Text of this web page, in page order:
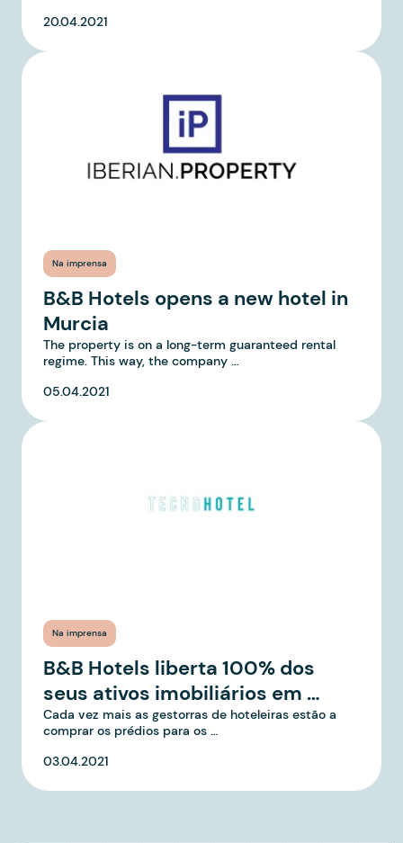
20.04.2021
Na imprensa
B&B Hotels opens a new hotel in
Murcia
The property is on a long-term guaranteed rental
regime. This way, the company …
05.04.2021
Na imprensa
B&B Hotels liberta 100% dos
seus ativos imobiliários em …
Cada vez mais as gestorras de hoteleiras estão a
comprar os prédios para os …
03.04.2021